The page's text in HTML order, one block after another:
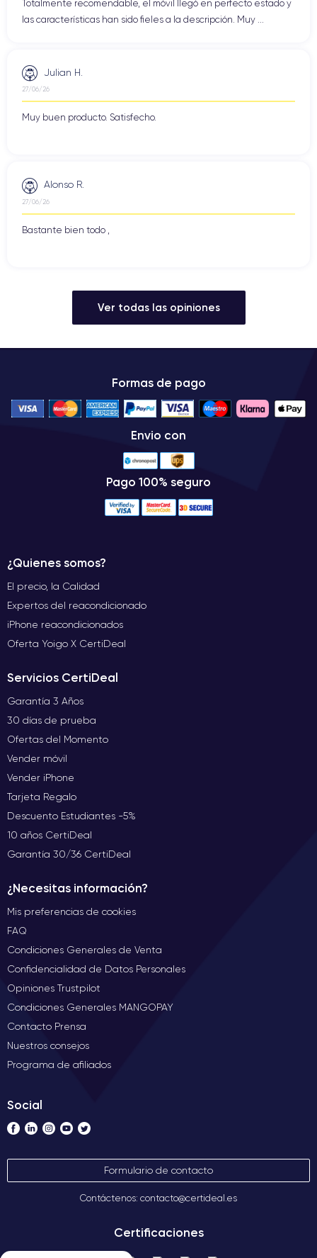
Totalmente recomendable, el móvil llegó en perfecto estado y
las características han sido fieles a la descripción. Muy ...
Julian H.
27/06/26
Muy buen producto. Satisfecho.
Alonso R.
27/06/26
Bastante bien todo ,
Ver todas las opiniones
Formas de pago
Envio con
Pago 100% seguro
¿Quienes somos?
El precio, la Calidad
Expertos del reacondicionado
iPhone reacondicionados
Oferta Yoigo X CertiDeal
Servicios CertiDeal
Garantía 3 Años
30 días de prueba
Ofertas del Momento
Vender móvil
Vender iPhone
Tarjeta Regalo
Descuento Estudiantes -5%
10 años CertiDeal
Garantía 30/36 CertiDeal
¿Necesitas información?
Mis preferencias de cookies
FAQ
Condiciones Generales de Venta
Confidencialidad de Datos Personales
Opiniones Trustpilot
Condiciones Generales MANGOPAY
Contacto Prensa
Nuestros consejos
Programa de afiliados
Social
Formulario de contacto
Contáctenos: contacto@certideal.es
Certificaciones